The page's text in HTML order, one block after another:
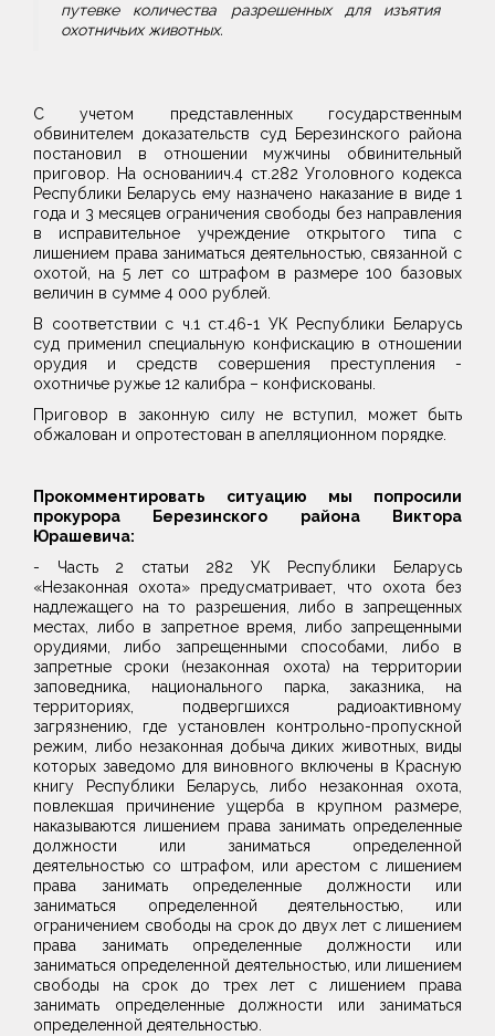
путевке количества разрешенных для изъятия
охотничьих животных.
С учетом представленных государственным
обвинителем доказательств суд Березинского района
постановил в отношении мужчины обвинительный
приговор. На основаниич.4 ст.282 Уголовного кодекса
Республики Беларусь ему назначено наказание в виде 1
года и 3 месяцев ограничения свободы без направления
в исправительное учреждение открытого типа с
лишением права заниматься деятельностью, связанной с
охотой, на 5 лет со штрафом в размере 100 базовых
величин в сумме 4 000 рублей.
В соответствии с ч.1 ст.46-1 УК Республики Беларусь
суд применил специальную конфискацию в отношении
орудия и средств совершения преступления -
охотничье ружье 12 калибра – конфискованы.
Приговор в законную силу не вступил, может быть
обжалован и опротестован в апелляционном порядке.
Прокомментировать ситуацию мы попросили
прокурора Березинского района Виктора
Юрашевича:
- Часть 2 статьи 282 УК Республики Беларусь
«Незаконная охота» предусматривает, что охота без
надлежащего на то разрешения, либо в запрещенных
местах, либо в запретное время, либо запрещенными
орудиями, либо запрещенными способами, либо в
запретные сроки (незаконная охота) на территории
заповедника, национального парка, заказника, на
территориях, подвергшихся радиоактивному
загрязнению, где установлен контрольно-пропускной
режим, либо незаконная добыча диких животных, виды
которых заведомо для виновного включены в Красную
книгу Республики Беларусь, либо незаконная охота,
повлекшая причинение ущерба в крупном размере,
наказываются лишением права занимать определенные
должности или заниматься определенной
деятельностью со штрафом, или арестом с лишением
права занимать определенные должности или
заниматься определенной деятельностью, или
ограничением свободы на срок до двух лет с лишением
права занимать определенные должности или
заниматься определенной деятельностью, или лишением
свободы на срок до трех лет с лишением права
занимать определенные должности или заниматься
определенной деятельностью.